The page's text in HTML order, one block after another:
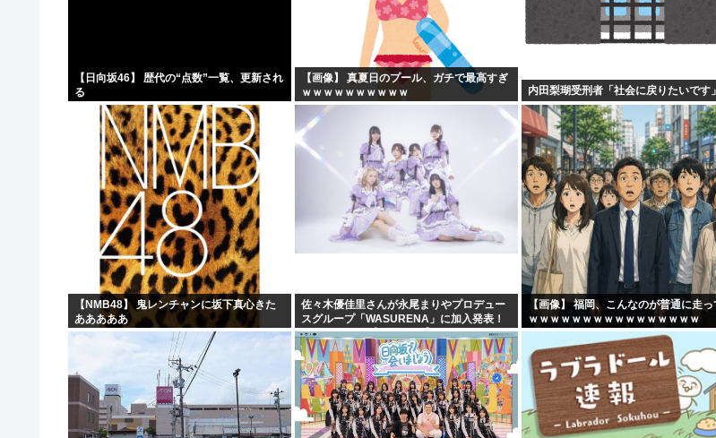
【日向坂46】 歴代の“点数”一覧、更新され
る
【画像】 真夏日のプール、ガチで最高すぎ
ｗｗｗｗｗｗｗｗｗｗ
内田梨瑚受刑者「社会に戻りたいです」
【NMB48】 鬼レンチャンに坂下真心きた
あああああ
佐々木優佳里さんが永尾まりやプロデュー
スグループ「WASURENA」に加入発表！
現在のグループと兼任へ【元AKB48ゆかる
ん・まりやぎ】
【画像】 福岡、こんなのが普通に走っ
ｗｗｗｗｗｗｗｗｗｗｗｗｗｗｗｗ